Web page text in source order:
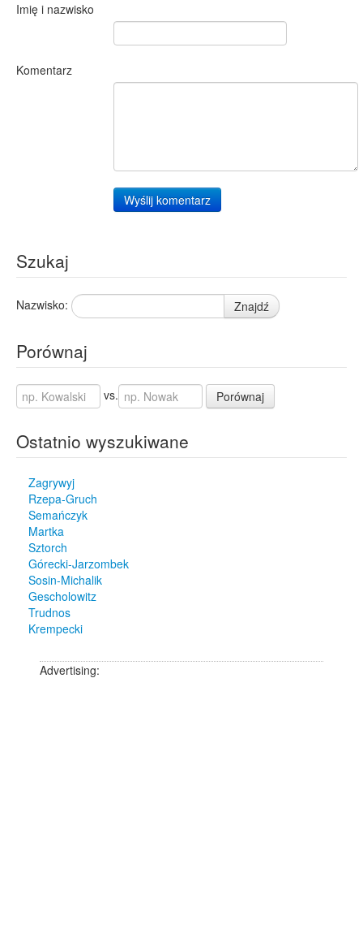
Imię i nazwisko
Komentarz
Wyślij komentarz
Szukaj
Nazwisko: Znajdź
Porównaj
vs. Porównaj
Ostatnio wyszukiwane
Zagrywyj
Rzepa-Gruch
Semańczyk
Martka
Sztorch
Górecki-Jarzombek
Sosin-Michalik
Gescholowitz
Trudnos
Krempecki
Advertising: